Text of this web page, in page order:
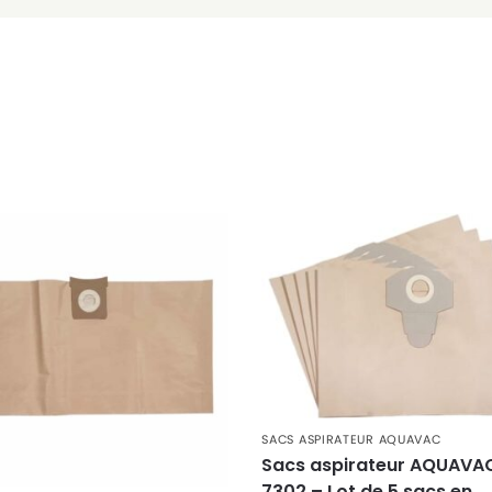
SACS ASPIRATEUR AQUAVAC
Sacs aspirateur